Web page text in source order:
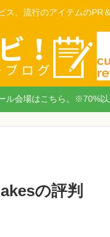
、流行のアイテムのPR
ル会場はこちら。※70%
の評判